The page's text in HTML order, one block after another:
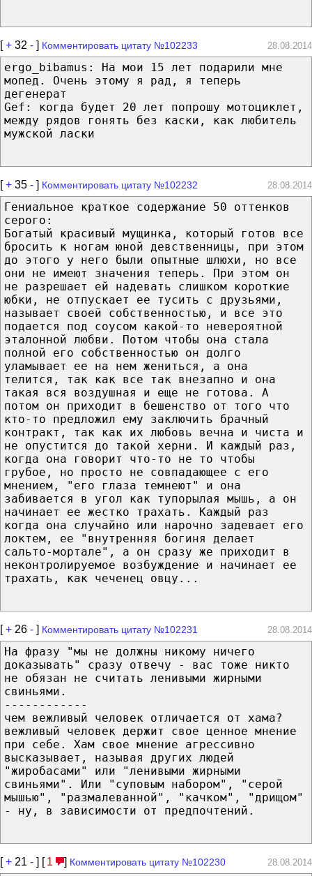
[+ 32 - ] Комментировать цитату №102233 28.08.2014
ergo_bibamus: На мои 15 лет подарили мне
мопед. Очень этому я рад, я теперь
дегенерат
Gef: когда будет 20 лет попрошу мотоциклет,
между рядов гонять без каски, как любитель
мужской ласки
[+ 35 - ] Комментировать цитату №102232 28.08.2014
Гениальное краткое содержание 50 оттенков
серого:
Богатый красивый мущинка, который готов все
бросить к ногам юной девственницы, при этом
до этого у него были опытные шлюхи, но все
они не имеют значения теперь. При этом он
не разрешает ей надевать слишком короткие
юбки, не отпускает ее тусить с друзьями,
называет своей собственностью, и все это
подается под соусом какой-то невероятной
эталонной любви. Потом чтобы она стала
полной его собственностью он долго
уламывает ее на нем жениться, а она
телится, так как все так внезапно и она
такая вся воздушная и еще не готова. А
потом он приходит в бешенство от того что
кто-то предложил ему заключить брачный
контракт, так как их любовь вечна и чиста и
не опустится до такой херни. И каждый раз,
когда она говорит что-то не то чтобы
грубое, но просто не совпадающее с его
мнением, "его глаза темнеют" и она
забивается в угол как тупорылая мышь, а он
начинает ее жестко трахать. Каждый раз
когда она случайно или нарочно задевает его
локтем, ее "внутренняя богиня делает
сальто-мортале", а он сразу же приходит в
неконтролируемое возбуждение и начинает ее
трахать, как чеченец овцу...
[+ 26 - ] Комментировать цитату №102231 28.08.2014
На фразу "мы не должны никому ничего
доказывать" сразу отвечу - вас тоже никто
не обязан не считать ленивыми жирными
свиньями.
------------
чем вежливый человек отличается от хама?
вежливый человек держит свое ценное мнение
при себе. Хам свое мнение агрессивно
высказывает, называя других людей
"жиробасами" или "ленивыми жирными
свиньями". Или "суповым набором", "серой
мышью", "размалеванной", "качком", "дрищом"
- ну, в зависимости от предпочтений.
[+ 21 - ] [ 1 ] Комментировать цитату №102230 28.08.2014